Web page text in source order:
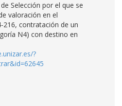
Selección por el que se
valoración en el
contratación de un
N4) con destino en
?